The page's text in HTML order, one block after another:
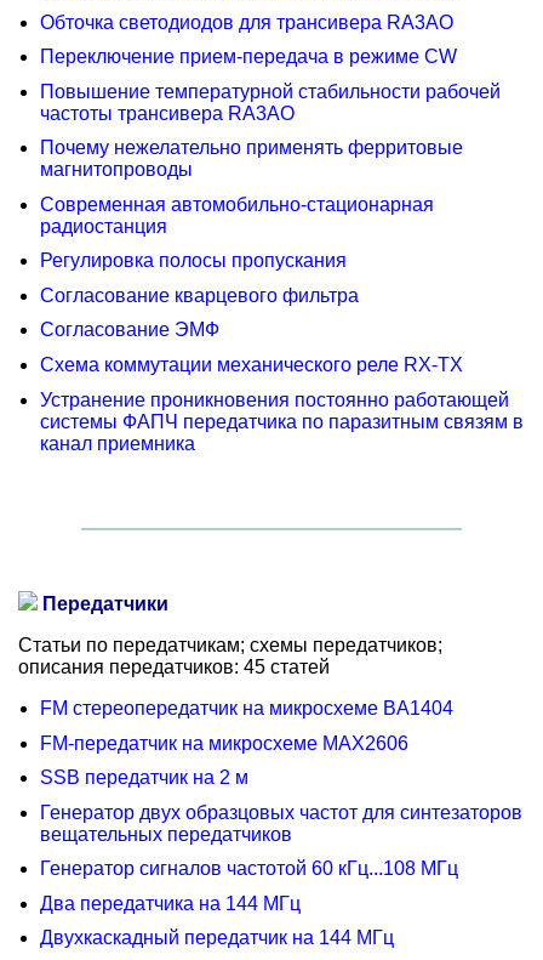
Обточка светодиодов для трансивера RA3AO
Переключение прием-передача в режиме CW
Повышение температурной стабильности рабочей
частоты трансивера RA3AO
Почему нежелательно применять ферритовые
магнитопроводы
Современная автомобильно-стационарная
радиостанция
Регулировка полосы пропускания
Согласование кварцевого фильтра
Согласование ЭМФ
Схема коммутации механического реле RX-TX
Устранение проникновения постоянно работающей
системы ФАПЧ передатчика по паразитным связям в
канал приемника
Передатчики
Статьи по передатчикам; схемы передатчиков;
описания передатчиков: 45 статей
FM cтереопередатчик на микросхеме BA1404
FM-передатчик на микросхеме MAX2606
SSB передатчик на 2 м
Генератор двух образцовых частот для синтезаторов
вещательных передатчиков
Генератор сигналов частотой 60 кГц...108 МГц
Два передатчика на 144 МГц
Двухкаскадный передатчик на 144 МГц